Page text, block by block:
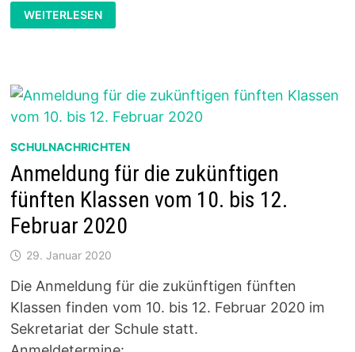
BEGRÜSSUNGSVIDEO F
ÜR D
IE N
WEITERLESEN
SCHULNACHRICHTEN
Anmeldung für die zukünftigen
fünften Klassen vom 10. bis 12.
Februar 2020
29. Januar 2020
Die Anmeldung für die zukünftigen fünften
Klassen finden vom 10. bis 12. Februar 2020 im
Sekretariat der Schule statt.